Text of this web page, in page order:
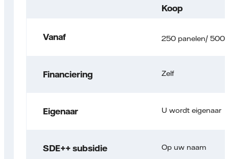
Koop
Vanaf 250 panelen/ 500
Financiering Zelf
Eigenaar U wordt eigenaar
SDE++ subsidie Op uw naam